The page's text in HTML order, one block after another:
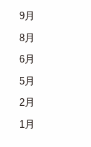
9月
8月
6月
5月
2月
1月